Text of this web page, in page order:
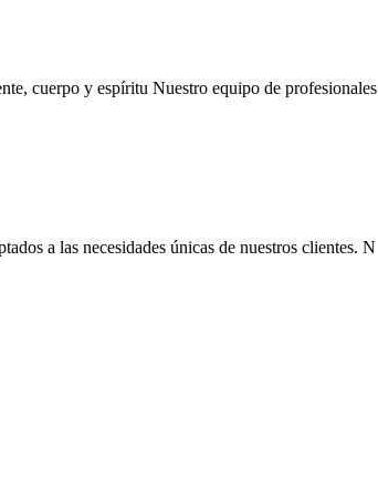
cuerpo y espíritu Nuestro equipo de profesionales
a las necesidades únicas de nuestros clientes. N